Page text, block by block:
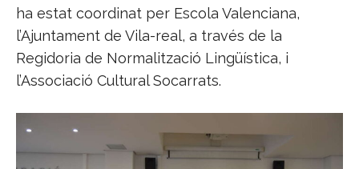
ha estat coordinat per Escola Valenciana,
l’Ajuntament de Vila-real, a través de la
Regidoria de Normalització Lingüística, i
l’Associació Cultural Socarrats.